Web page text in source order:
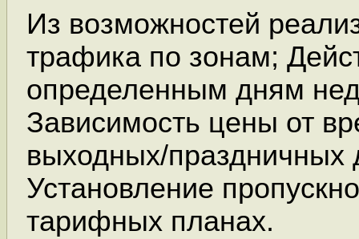
Из возможностей
трафика по зонам;
определенным дням
Зависимость цены от
выходных/праздничных
Установление
тарифных планах.